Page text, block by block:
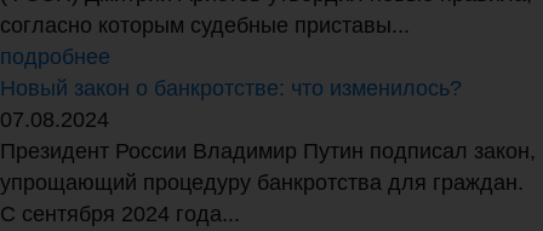
согласно которым судебные приставы...
подробнее
Новый закон о банкротстве: что изменилось?
07.08.2024
Президент России Владимир Путин подписал закон,
упрощающий процедуру банкротства для граждан.
С сентября 2024 года...